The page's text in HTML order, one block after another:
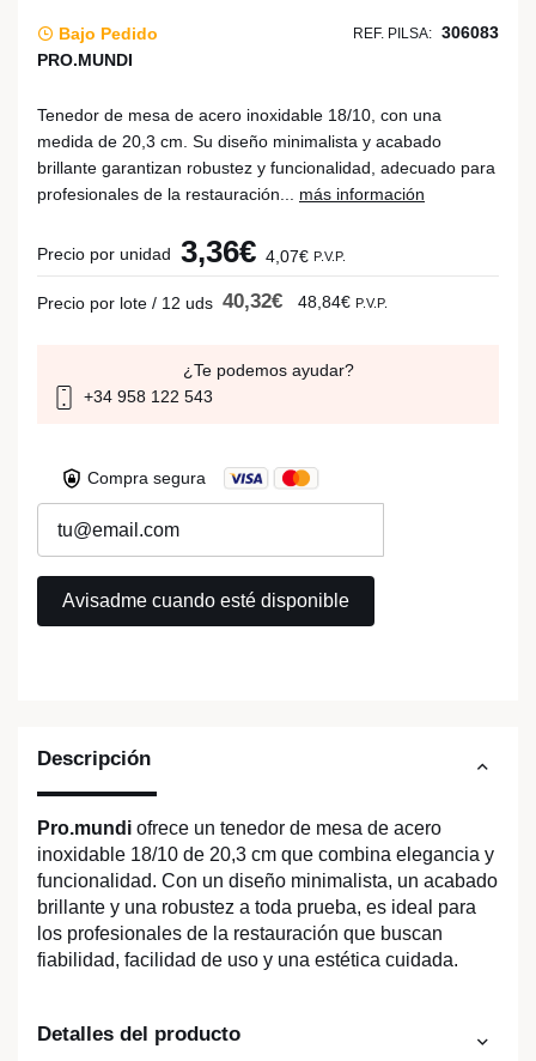
Descripción
Pro.mundi ofrece un tenedor de mesa de acero
inoxidable 18/10 de 20,3 cm que combina elegancia y
funcionalidad. Con un diseño minimalista, un acabado
brillante y una robustez a toda prueba, es ideal para
los profesionales de la restauración que buscan
fiabilidad, facilidad de uso y una estética cuidada.
Detalles del producto
Bajo Pedido REF. PILSA: 306083
PRO.MUNDI
Tenedor de mesa de acero inoxidable 18/10, con una
medida de 20,3 cm. Su diseño minimalista y acabado
brillante garantizan robustez y funcionalidad, adecuado para
profesionales de la restauración... más información
Precio por unidad 3,36€ 4,07€ P.V.P.
Precio por lote / 12 uds 40,32€ 48,84€ P.V.P.
¿Te podemos ayudar?
+34 958 122 543
Compra segura